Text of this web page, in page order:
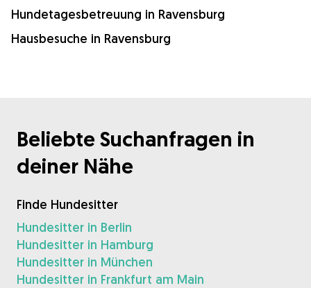
Hundetagesbetreuung in Ravensburg
Hausbesuche in Ravensburg
Beliebte Suchanfragen in
deiner Nähe
Finde Hundesitter
Hundesitter in Berlin
Hundesitter in Hamburg
Hundesitter in München
Hundesitter in Frankfurt am Main